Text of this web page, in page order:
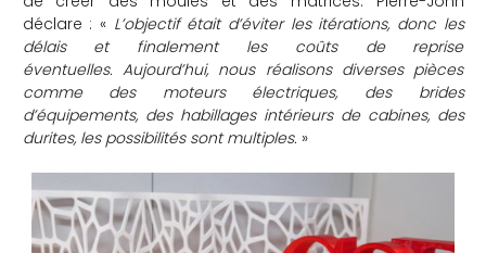
déclare : « L’objectif était d’éviter les itérations, donc les
délais et finalement les coûts de reprise
éventuelles. Aujourd’hui, nous réalisons diverses pièces
comme des moteurs électriques, des brides
d’équipements, des habillages intérieurs de cabines, des
durites, les possibilités sont multiples. »